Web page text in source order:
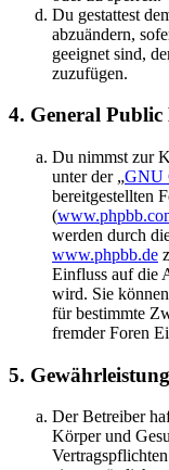
Du gestattest
abzuändern,
geeignet sind,
zuzufügen.
4. General Public
Du nimmst zur
unter der „GNU
bereitgestellten
(
werden durch
www.phpbb.de
Einfluss auf die
wird. Sie
für bestimmte
fremder Foren
5. Gewährleistung
Der Betreiber
Körper und